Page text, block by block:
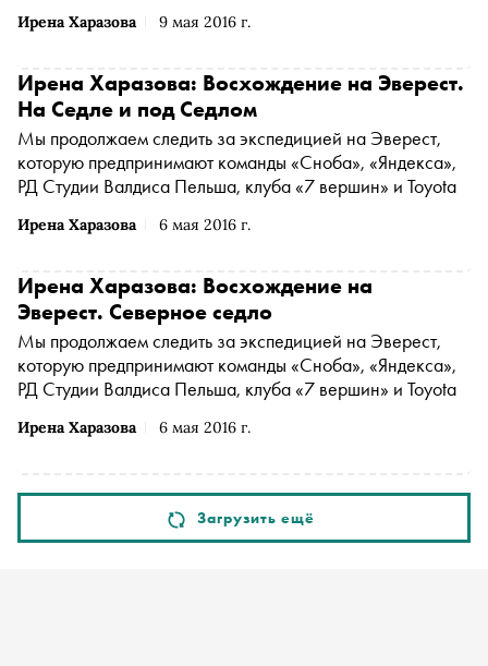
Ирена Харазова 9 мая 2016 г.
Ирена Харазова 6 мая 2016 г.
Ирена Харазова: Восхождение на Эверест.
На Седле и под Седлом
Мы продолжаем следить за экспедицией на Эверест,
которую предпринимают команды «Сноба», «Яндекса»,
РД Студии Валдиса Пельша, клуба «7 вершин» и Toyota
Ирена Харазова 6 мая 2016 г.
Ирена Харазова: Восхождение на
Эверест. Северное седло
Мы продолжаем следить за экспедицией на Эверест,
которую предпринимают команды «Сноба», «Яндекса»,
РД Студии Валдиса Пельша, клуба «7 вершин» и Toyota
Загрузить ещё